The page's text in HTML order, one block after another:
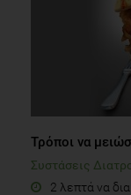
Τρόποι να
Συστάσεις
2 λεπτά να